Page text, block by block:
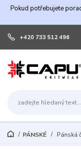
Pokud potřebujete
+420 733 512 496
PÁNSKÉ Pánská